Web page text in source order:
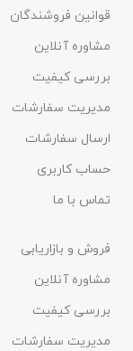
قوانین فروشندگان
مشاوره آنلاین
بررسی کیفیت
مدیریت سفارشات
ارسال سفارشات
حساب کاربری
تماس با ما
فروش و بازاریابی
مشاوره آنلاین
بررسی کیفیت
مدیریت سفارشات